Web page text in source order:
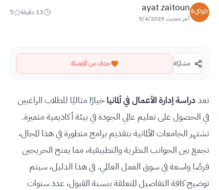
ayat zaitoun
آخر تحديث 5/4/2025
13 دقيقة 5
مشاركة حذف من المفضلة
تعددراسة إدارة الأعمال في ألمانياخيارًا مثاليًا للطلاب الراغبين
في الحصول على تعليم عالي الجودة في بيئة أكاديمية متميزة.
تشتهر الجامعات الألمانية بتقديم برامج متطورة في هذا المجال،
تجمع بين الجوانب النظرية والتطبيقية، مما يمنح الخريجين
فرصًا واسعة في سوق العمل العالمي. في هذا الدليل، سيتم
توضيح كافة التفاصيل المتعلقة بنسبة القبول، عدد سنوات